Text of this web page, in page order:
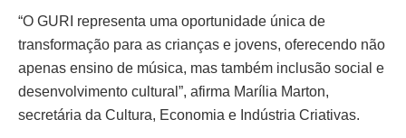
“O GURI representa uma oportunidade única de
transformação para as crianças e jovens, oferecendo não
apenas ensino de música, mas também inclusão social e
desenvolvimento cultural”, afirma Marília Marton,
secretária da Cultura, Economia e Indústria Criativas.